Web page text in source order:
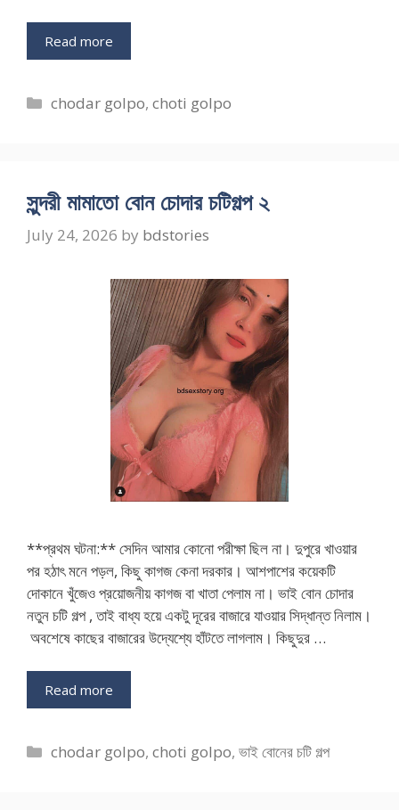
Read more
Categories
chodar golpo,choti golpo
সুন্দরী মামাতো বোন চোদার চটিগল্প ২
July 24, 2026 by bdstories
**প্রথম ঘটনা:** সেদিন আমার কোনো পরীক্ষা ছিল না। দুপুরে খাওয়ার
পর হঠাৎ মনে পড়ল, কিছু কাগজ কেনা দরকার। আশপাশের কয়েকটি
দোকানে খুঁজেও প্রয়োজনীয় কাগজ বা খাতা পেলাম না। ভাই বোন চোদার
নতুন চটি গল্প , তাই বাধ্য হয়ে একটু দূরের বাজারে যাওয়ার সিদ্ধান্ত নিলাম।
অবশেষে কাছের বাজারের উদ্যেশ্যে হাঁটতে লাগলাম। কিছুদুর …
Read more
Categories
chodar golpo,choti golpo,ভাই বোনের চটি গল্প